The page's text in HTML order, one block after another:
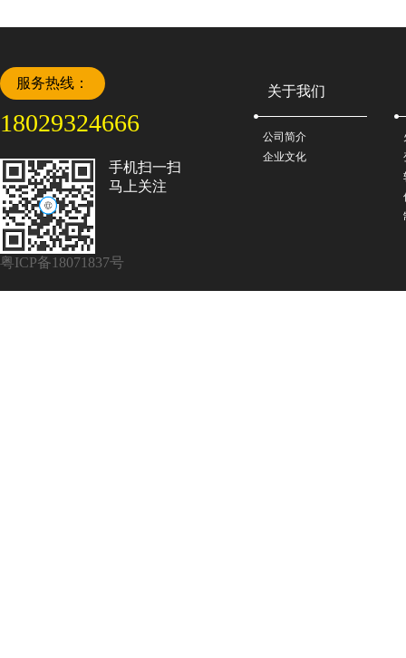
服务热线：
18029324666
手机扫一扫
马上关注
关于我们
公司简介
企业文化
粤ICP备18071837号